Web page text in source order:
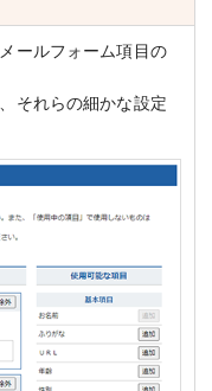
ールフォーム項目の
それらの細かな設定